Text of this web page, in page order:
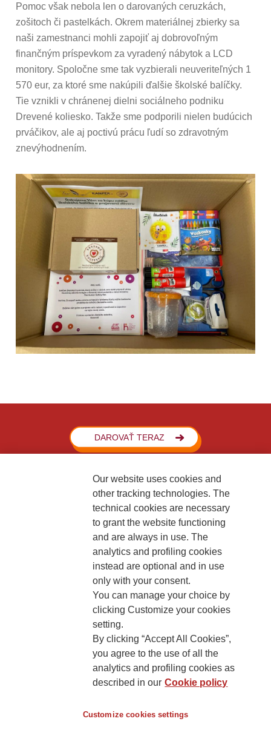
Pomoc však nebola len o darovaných ceruzkách,
zošitoch či pastelkách. Okrem materiálnej zbierky sa
naši zamestnanci mohli zapojiť aj dobrovoľným
finančným príspevkom za vyradený nábytok a LCD
monitory. Spoločne sme tak vyzbierali neuveriteľných 1
570 eur, za ktoré sme nakúpili ďalšie školské balíčky.
Tie vznikli v chránenej dielni sociálneho podniku
Drevené koliesko. Takže sme podporili nielen budúcich
prváčikov, ale aj poctivú prácu ľudí so zdravotným
znevýhodnením.
DAROVAŤ TERAZ
Generali Poisťovňa, pobočka poisťovne z iného členského štátu
Lamačská cesta 3/A
841 04 Bratislava
Our website uses cookies and
other tracking technologies. The
technical cookies are necessary
to grant the website functioning
and are always in use. The
analytics and profiling cookies
instead are optional and in use
only with your consent.
You can manage your choice by
clicking Customize your cookies
setting.
By clicking “Accept All Cookies”,
you agree to the use of all the
analytics and profiling cookies as
described in our Cookie policy
Customize cookies settings